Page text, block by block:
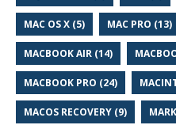
MAC OS X (5) MAC PRO (13)
MACBOOK AIR (14)
MACBOOK PRO (24)
MACOS RECOVERY (9)